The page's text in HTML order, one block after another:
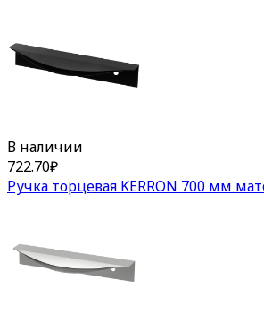
В наличии
722.70₽
Ручка торцевая KERRON 700 мм